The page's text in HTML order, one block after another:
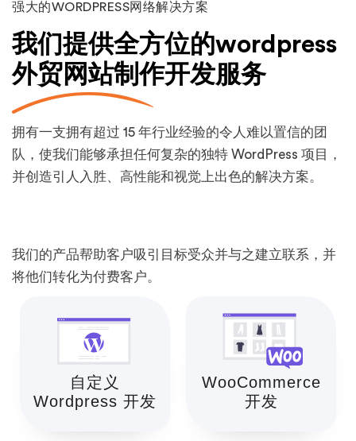
强大的WORDPRESS网络解决方案
我们提供全方位的wordpress
外贸网站制作开发服务
拥有一支拥有超过 15 年行业经验的令人难以置信的团
队，使我们能够承担任何复杂的独特 WordPress 项目，
并创造引人入胜、高性能和视觉上出色的解决方案。
我们的产品帮助客户吸引目标受众并与之建立联系，并
将他们转化为付费客户。
自定义
Wordpress 开发
WooCommerce
开发